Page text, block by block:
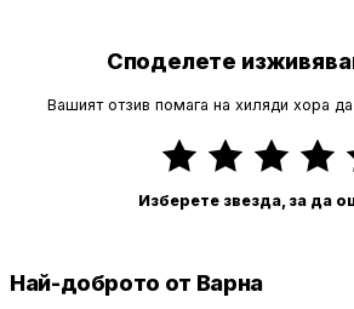
Споделете
Вашият отзив помага на хиляди хора
Изберете звезда, за да
Най-доброто от Варна